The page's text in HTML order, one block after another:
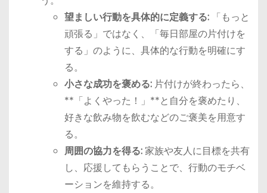
望ましい行動を具体的に定義する:「もっと
頑張る」ではなく、「毎日部屋の片付けを
する」のように、具体的な行動を明確にす
る。
小さな成功を褒める:片付けが終わったら、
**「よくやった！」**と自分を褒めたり、
好きな飲み物を飲むなどのご褒美を用意す
る。
周囲の協力を得る:家族や友人に目標を共有
し、応援してもらうことで、行動のモチベ
ーションを維持する。